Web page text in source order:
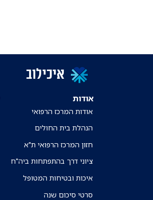
איכילוב
אודות
אודות המרכז הרפואי
הנהלת בית החולים
חזון המרכז הרפואי ת"א
ציוני דרך בהתפתחות ביה"ח
איכות ובטיחות המטופל
סרטי סיכום שנה